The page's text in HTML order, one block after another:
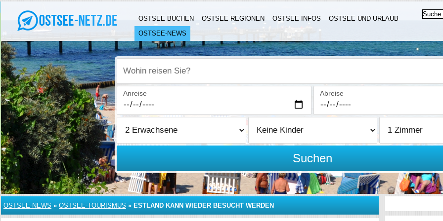
OSTSEE BUCHEN OSTSEE-REGIONEN OSTSEE-INFOS
OSTSEE UND URLAUB
OSTSEE-NEWS
Wohin reisen Sie?
Anreise Abreise
Suchen
OSTSEE-NEWS » OSTSEE-TOURISMUS » ESTLAND KANN WIEDER BESUCHT WERDEN